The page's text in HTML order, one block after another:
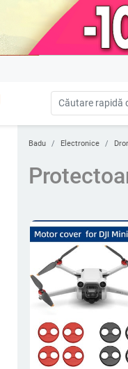
Badu Electronice